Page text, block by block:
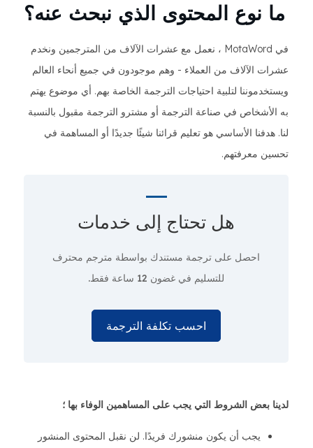
ما نوع المحتوى الذي نبحث عنه؟
في MotaWord ، نعمل مع عشرات الآلاف من المترجمين ونخدم
عشرات الآلاف من العملاء - وهم موجودون في جميع أنحاء العالم
ويستخدموننا لتلبية احتياجات الترجمة الخاصة بهم. أي موضوع يهتم
به الأشخاص في صناعة الترجمة أو مشترو الترجمة مقبول بالنسبة
لنا. هدفنا الأساسي هو تعليم قرائنا شيئًا جديدًا أو المساهمة في
تحسين معرفتهم.
هل تحتاج إلى خدمات
احصل على ترجمة مستندك بواسطة مترجم محترف
للتسليم في غضون 12 ساعة فقط.
احسب تكلفة الترجمة
لدينا بعض الشروط التي يجب على المساهمين الوفاء بها ؛
يجب أن يكون منشورك فريدًا. لن نقبل المحتوى المنشور